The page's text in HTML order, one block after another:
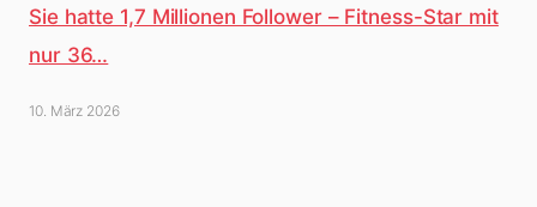
Sie hatte 1,7 Millionen Follower – Fitness-Star mit
nur 36…
10. März 2026